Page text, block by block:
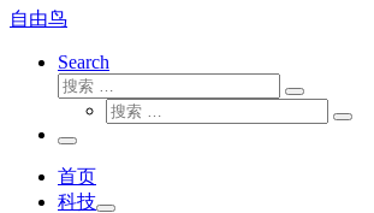
自由鸟
Search
搜
搜
索
搜
搜
主
菜
单
首页
科技